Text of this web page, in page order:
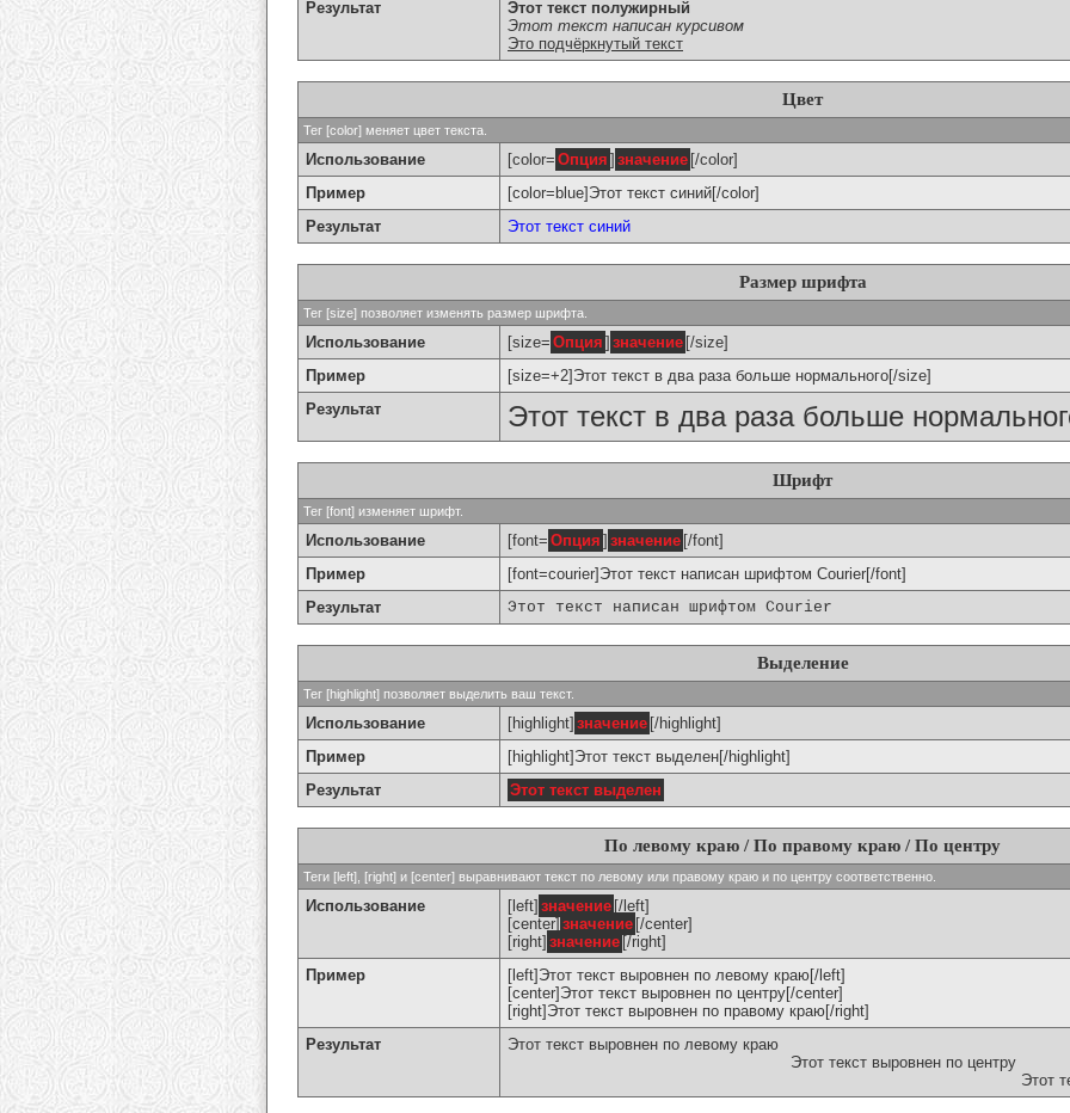
Результат
Этот текст полужирный
Этот текст написан курсивом
Это подчёркнутый текст
Цвет
Тег [color] меняет цвет текста.
Использование [color= Опция ] значение [/color]
Пример
[color=blue]Этот текст синий[/color]
Результат
Этот текст синий
Размер шрифта
Тег [size] позволяет изменять размер шрифта.
Использование [size= Опция ] значение [/size]
Пример
[size=+2]Этот текст в два раза больше нормального[/size]
Результат
Этот текст в два раза больше
Шрифт
Тег [font] изменяет шрифт.
Использование [font= Опция ] значение [/font]
Пример
[font=courier]Этот текст написан шрифтом Courier[/font]
Результат
Этот текст написан шрифтом Courier
Выделение
Тег [highlight] позволяет выделить ваш текст.
Использование [highlight] значение [/highlight]
Пример
[highlight]Этот текст выделен[/highlight]
Результат
Этот текст выделен
По левому краю / По правому краю / По центру
Теги [left], [right] и [center] выравнивают текст по левому или правому краю и по центру соответственно.
Использование [left] значение [/left]
[center] значение [/center]
[right] значение [/right]
Пример
[left]Этот текст выровнен по левому краю[/left]
[center]Этот текст выровнен по центру[/center]
[right]Этот текст выровнен по правому краю[/right]
Результат
Этот текст выровнен по левому краю
Этот текст выровнен по центру
Этот